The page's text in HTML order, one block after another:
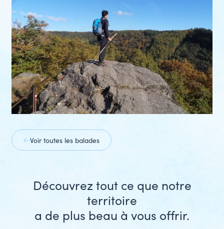
prev
slide
next
slide
next
slide
Voir toutes les balades
Découvrez tout ce que notre
territoire
a de plus beau à vous offrir.